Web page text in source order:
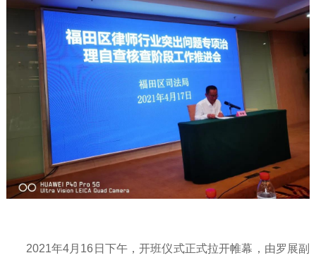
2021年4月16日下午，开班仪式正式拉开帷幕，由罗展副